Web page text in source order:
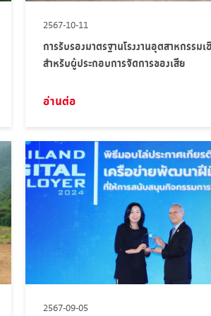
2567-10-11
การรับรองมาตรฐานโรงงานอุตสาหกรรมเ
สำหรับผู้ประกอบการจัดการของเสีย
อ่านต่อ
2567-09-05